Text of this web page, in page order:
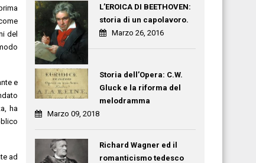
del
e
ha
ad
L’EROICA DI BEETHOVEN:
storia di un capolavoro.
Marzo 26, 2016
Storia dell’Opera: C.W.
Gluck e la riforma del
melodramma
Marzo 09, 2018
Richard Wagner ed il
romanticismo tedesco